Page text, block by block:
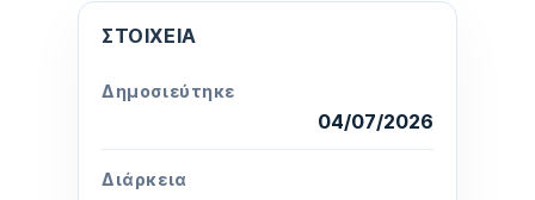
ΣΤΟΙΧΕΊΑ
Δημοσιεύτηκε
04/07/2026
Διάρκεια